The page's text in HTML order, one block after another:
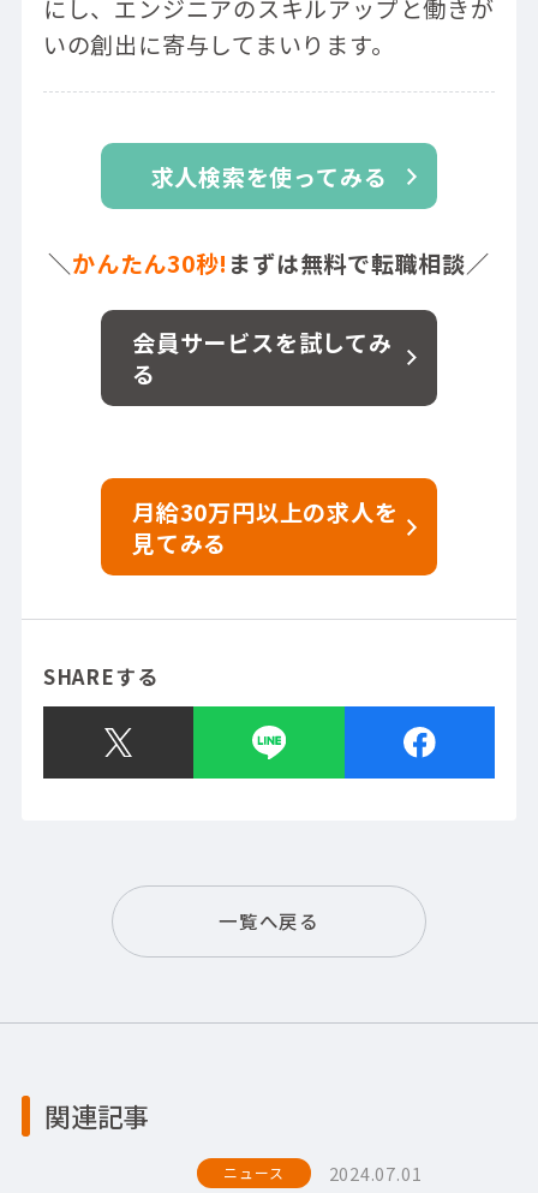
にし、エンジニアのスキルアップと働きが
いの創出に寄与してまいります。
求人検索を使ってみる
＼かんたん30秒! まずは無料で転職相談／
会員サービスを試してみ
る
月給30万円以上の求人を
見てみる
SHAREする
一覧へ戻る
関連記事
ニュース 2024.07.01